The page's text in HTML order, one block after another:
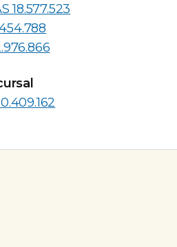
18.577.523